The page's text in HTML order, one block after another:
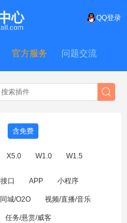
QQ登录
官方服务 问题交流
含免费
X5.0 W1.0 W1.5
口 APP 小程序
城/O2O 视频/直播/音乐
任务/悬赏/威客